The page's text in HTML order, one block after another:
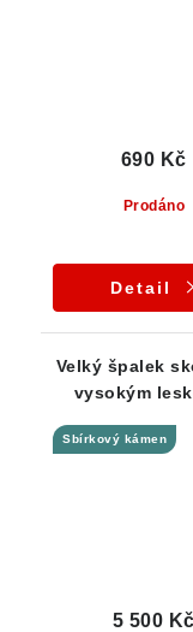
Prodáno
690 Kč
Detail
Velký špalek
vysokým
168 g
Sbírkový kámen
5 500 Kč